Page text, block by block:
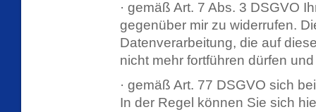
· gemäß Art. 7 Abs. 3 DSGVO
gegenüber mir zu widerrufen.
Datenverarbeitung, die auf
nicht mehr fortführen dürfen und
· gemäß Art. 77 DSGVO sich
In der Regel können Sie sich